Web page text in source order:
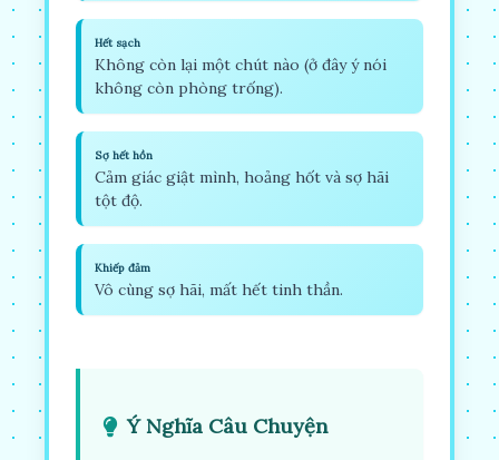
Hết sạch
Không còn lại một chút nào (ở đây ý nói
không còn phòng trống).
Sợ hết hồn
Cảm giác giật mình, hoảng hốt và sợ hãi
tột độ.
Khiếp đảm
Vô cùng sợ hãi, mất hết tinh thần.
Ý Nghĩa Câu Chuyện